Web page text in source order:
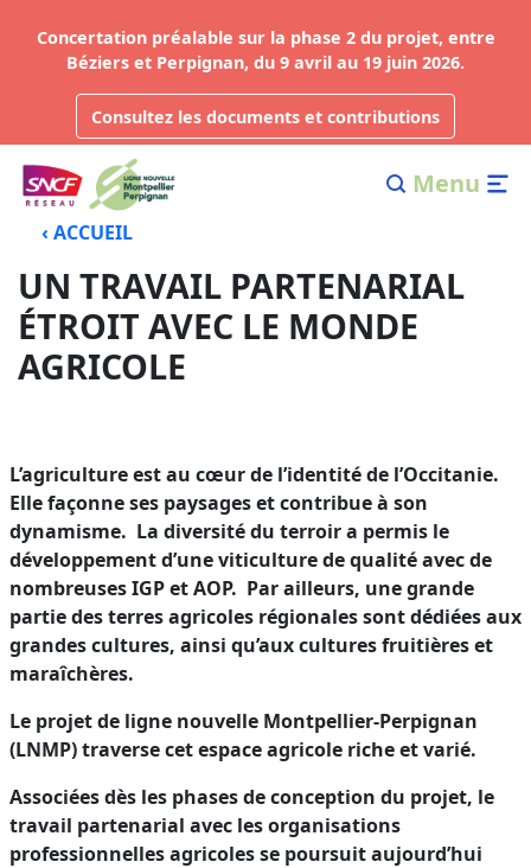
Concertation préalable sur la phase 2 du projet, entre
Béziers et Perpignan, du 9 avril au 19 juin 2026.
Consultez les documents et contributions
Menu
‹ ACCUEIL
UN TRAVAIL PARTENARIAL
ÉTROIT AVEC LE MONDE
AGRICOLE
L’agriculture est au cœur de l’identité de l’Occitanie.
Elle façonne ses paysages et contribue à son
dynamisme. La diversité du terroir a permis le
développement d’une viticulture de qualité avec de
nombreuses IGP et AOP. Par ailleurs, une grande
partie des terres agricoles régionales sont dédiées aux
grandes cultures, ainsi qu’aux cultures fruitières et
maraîchères.
Le projet de ligne nouvelle Montpellier-Perpignan
(LNMP) traverse cet espace agricole riche et varié.
Associées dès les phases de conception du projet, le
travail partenarial avec les organisations
professionnelles agricoles se poursuit aujourd’hui